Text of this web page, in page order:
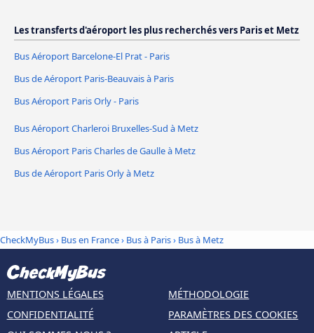
Les transferts d'aéroport les plus recherchés vers Paris et Metz
Bus Aéroport Barcelone-El Prat - Paris
Bus de Aéroport Paris-Beauvais à Paris
Bus Aéroport Paris Orly - Paris
Bus Aéroport Charleroi Bruxelles-Sud à Metz
Bus Aéroport Paris Charles de Gaulle à Metz
Bus de Aéroport Paris Orly à Metz
CheckMyBus› Bus en France› Bus à Paris› Bus à Metz
MENTIONS LÉGALES
CONFIDENTIALITÉ
MÉTHODOLOGIE
PARAMÈTRES DES COOKIES